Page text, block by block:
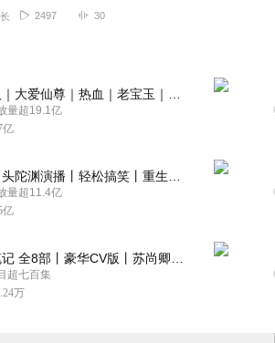
2497 30
量超19.1亿
亿
量超11.4亿
亿
超七百集
万